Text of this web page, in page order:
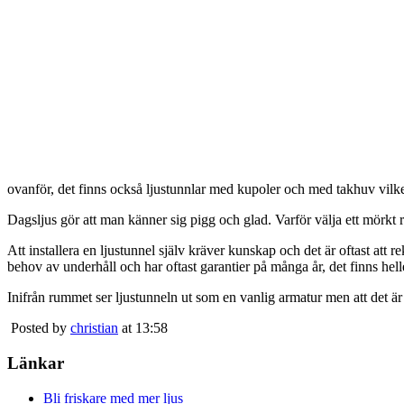
ovanför, det finns också ljustunnlar med kupoler och med takhuv
Dagsljus gör att man känner sig pigg och glad. Varför välja ett mörkt
Att installera en ljustunnel själv kräver kunskap och det är oftast att
behov av underhåll och har oftast garantier på många år, det finns
Inifrån rummet ser ljustunneln ut som en vanlig armatur men att det
Posted by christian at 13:58
Länkar
Bli friskare med mer ljus